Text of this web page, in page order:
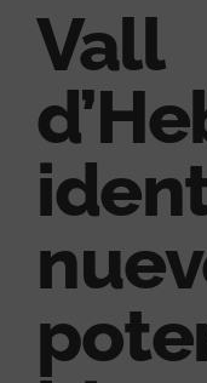
Vall